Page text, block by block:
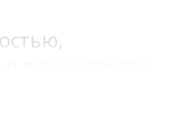
всех нюансах
стороны в